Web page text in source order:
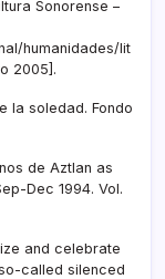
Sonorense –
humanidades/lit
2005].
la soledad. Fondo
de Aztlan as
Dec 1994. Vol.
and celebrate
called silenced